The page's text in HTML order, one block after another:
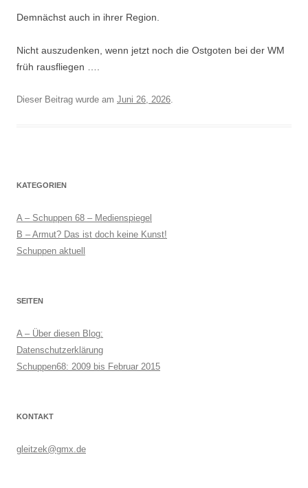
Demnächst auch in ihrer Region.
Nicht auszudenken, wenn jetzt noch die Ostgoten bei der WM
früh rausfliegen ….
Dieser Beitrag wurde am Juni 26, 2026
KATEGORIEN
A – Schuppen 68 – Medienspiegel
B – Armut? Das ist doch keine Kunst!
Schuppen aktuell
SEITEN
A – Über diesen Blog:
Datenschutzerklärung
Schuppen68: 2009 bis Februar 2015
KONTAKT
gleitzek@gmx.de